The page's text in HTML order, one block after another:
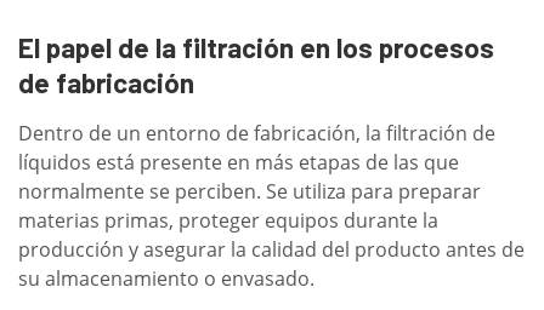
El papel de la filtración en los procesos
de fabricación
Dentro de un entorno de fabricación, la filtración de
líquidos está presente en más etapas de las que
normalmente se perciben. Se utiliza para preparar
materias primas, proteger equipos durante la
producción y asegurar la calidad del producto antes de
su almacenamiento o envasado.